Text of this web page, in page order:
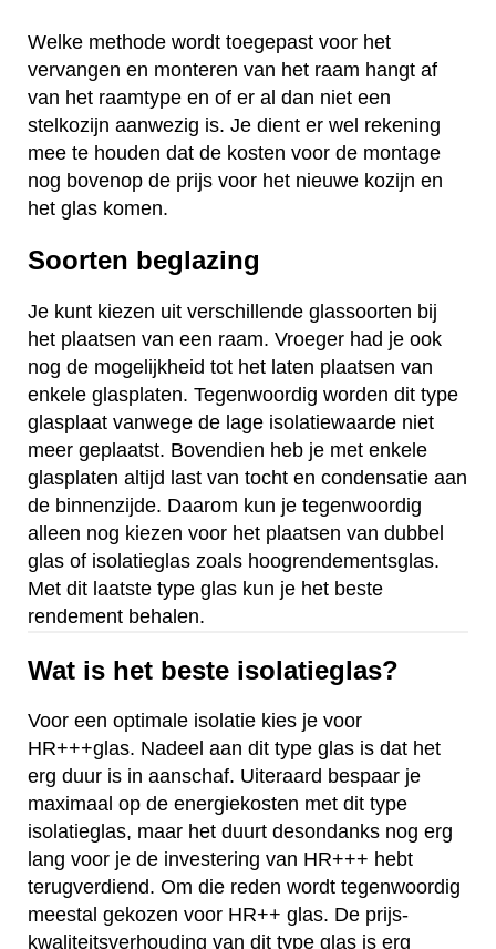
Welke methode wordt toegepast voor het
vervangen en monteren van het raam hangt af
van het raamtype en of er al dan niet een
stelkozijn aanwezig is. Je dient er wel rekening
mee te houden dat de kosten voor de montage
nog bovenop de prijs voor het nieuwe kozijn en
het glas komen.
Soorten beglazing
Je kunt kiezen uit verschillende glassoorten bij
het plaatsen van een raam. Vroeger had je ook
nog de mogelijkheid tot het laten plaatsen van
enkele glasplaten. Tegenwoordig worden dit type
glasplaat vanwege de lage isolatiewaarde niet
meer geplaatst. Bovendien heb je met enkele
glasplaten altijd last van tocht en condensatie aan
de binnenzijde. Daarom kun je tegenwoordig
alleen nog kiezen voor het plaatsen van dubbel
glas of isolatieglas zoals hoogrendementsglas.
Met dit laatste type glas kun je het beste
rendement behalen.
Wat is het beste isolatieglas?
Voor een optimale isolatie kies je voor
HR+++glas. Nadeel aan dit type glas is dat het
erg duur is in aanschaf. Uiteraard bespaar je
maximaal op de energiekosten met dit type
isolatieglas, maar het duurt desondanks nog erg
lang voor je de investering van HR+++ hebt
terugverdiend. Om die reden wordt tegenwoordig
meestal gekozen voor HR++ glas. De prijs-
kwaliteitsverhouding van dit type glas is erg